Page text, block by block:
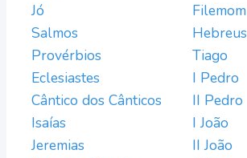
Jó
Salmos
Provérbios
Eclesiastes
Cântico dos Cânticos
Isaías
Jeremias
Filemom
Hebreus
Tiago
I Pedro
II Pedro
I João
II João